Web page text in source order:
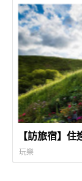
【訪旅宿】
玩樂